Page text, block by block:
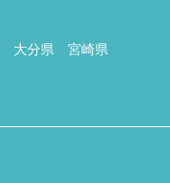
大分県
宮崎県